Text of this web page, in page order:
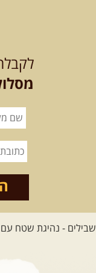
למגוון רכבי שטח
בחרנו לילה מיוחד לטיול
השמיים יהיו נקיים, הכוכבים
שישי-
ואתגרים בצפון הרמה
מסלול חדש בצפון רמת
מדריך תושב האזור. המסלול